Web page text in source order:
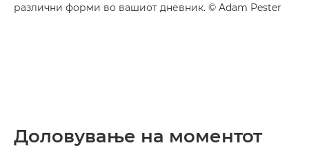
различни форми во вашиот дневник. © Adam Pester
Доловување на моментот